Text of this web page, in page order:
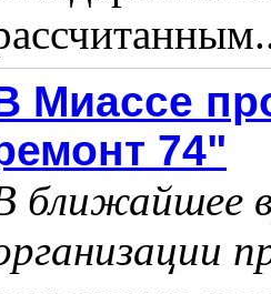
Миассе
74"
ближайшее